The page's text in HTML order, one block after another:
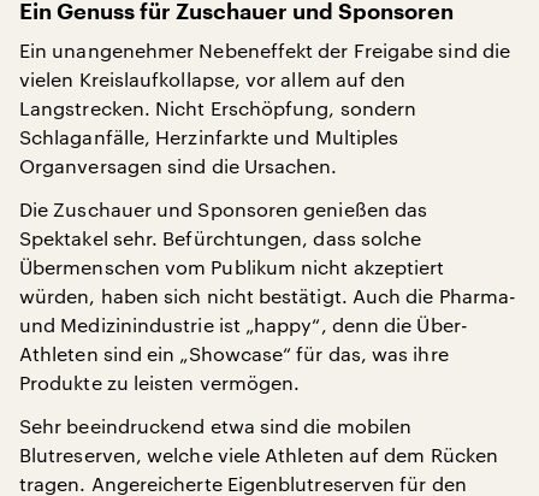
Ein Genuss für Zuschauer und Sponsoren
Ein unangenehmer Nebeneffekt der Freigabe sind die
vielen Kreislaufkollapse, vor allem auf den
Langstrecken. Nicht Erschöpfung, sondern
Schlaganfälle, Herzinfarkte und Multiples
Organversagen sind die Ursachen.
Die Zuschauer und Sponsoren genießen das
Spektakel sehr. Befürchtungen, dass solche
Übermenschen vom Publikum nicht akzeptiert
würden, haben sich nicht bestätigt. Auch die Pharma-
und Medizinindustrie ist „happy“, denn die Über-
Athleten sind ein „Showcase“ für das, was ihre
Produkte zu leisten vermögen.
Sehr beeindruckend etwa sind die mobilen
Blutreserven, welche viele Athleten auf dem Rücken
tragen. Angereicherte Eigenblutreserven für den